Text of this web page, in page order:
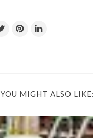
YOU MIGHT ALSO LIKE: